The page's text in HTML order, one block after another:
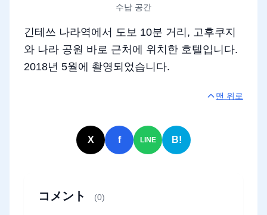
수납 공간
긴테쓰 나라역에서 도보 10분 거리, 고후쿠지
와 나라 공원 바로 근처에 위치한 호텔입니다.
2018년 5월에 촬영되었습니다.
맨 위로
X f LINE B!
コメント (0)